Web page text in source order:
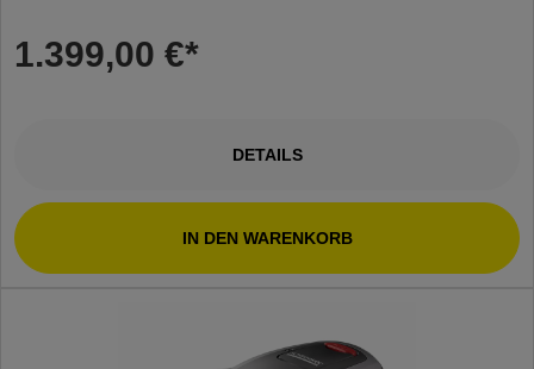
1.399,00 €*
DETAILS
IN DEN WARENKORB